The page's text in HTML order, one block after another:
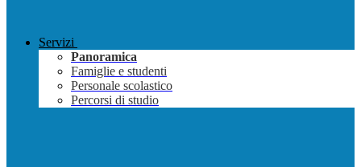
Servizi
Panoramica
Famiglie e studenti
Personale scolastico
Percorsi di studio